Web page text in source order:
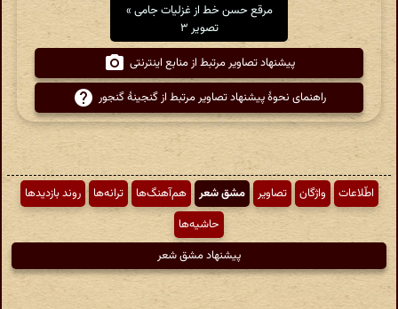
مرقع حسن خط از غزلیات جامی »
تصویر ۳
پیشنهاد تصاویر مرتبط از منابع اینترنتی
راهنمای نحوهٔ پیشنهاد تصاویر مرتبط از گنجینهٔ گنجور
اطّلاعات واژگان تصاویر مشق شعر هم‌آهنگ‌ها ترانه‌ها
روند بازدیدها
حاشیه‌ها
پیشنهاد مشق شعر